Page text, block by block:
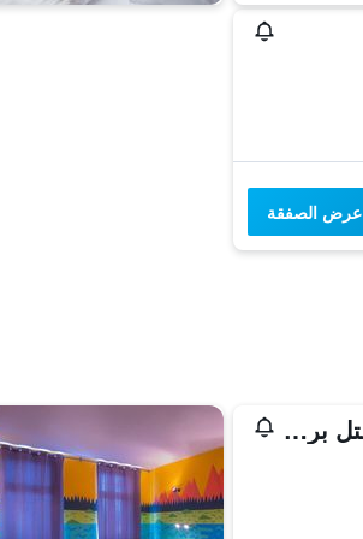
عرض الصفقة
هارت أوف جولد هوستل برلين